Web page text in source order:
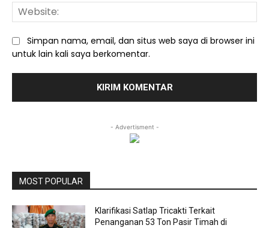
Simpan nama, email, dan situs web saya di browser ini
untuk lain kali saya berkomentar.
- Advertisment -
MOST POPULAR
Klarifikasi Satlap Tricakti Terkait
Penanganan 53 Ton Pasir Timah di